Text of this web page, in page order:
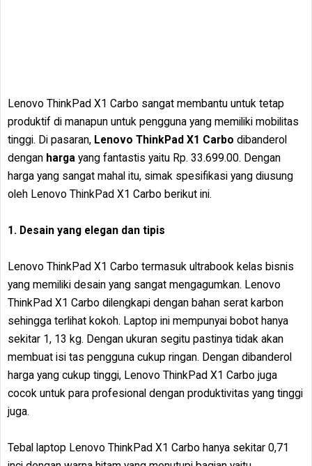
Lenovo ThinkPad X1 Carbo sangat membantu untuk tetap
produktif di manapun untuk pengguna yang memiliki mobilitas
tinggi. Di pasaran, Lenovo ThinkPad X1 Carbo dibanderol
dengan harga yang fantastis yaitu Rp. 33.699.00. Dengan
harga yang sangat mahal itu, simak spesifikasi yang diusung
oleh Lenovo ThinkPad X1 Carbo berikut ini.
1. Desain yang elegan dan tipis
Lenovo ThinkPad X1 Carbo termasuk ultrabook kelas bisnis
yang memiliki desain yang sangat mengagumkan. Lenovo
ThinkPad X1 Carbo dilengkapi dengan bahan serat karbon
sehingga terlihat kokoh. Laptop ini mempunyai bobot hanya
sekitar 1, 13 kg. Dengan ukuran segitu pastinya tidak akan
membuat isi tas pengguna cukup ringan. Dengan dibanderol
harga yang cukup tinggi, Lenovo ThinkPad X1 Carbo juga
cocok untuk para profesional dengan produktivitas yang tinggi
juga.
Tebal laptop Lenovo ThinkPad X1 Carbo hanya sekitar 0,71